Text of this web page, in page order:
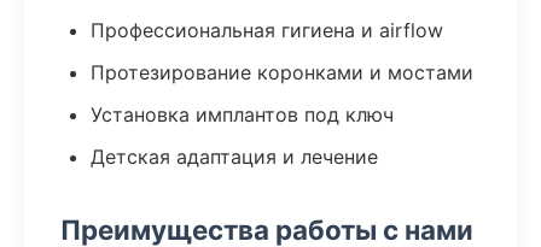
Профессиональная гигиена и airflow
Протезирование коронками и мостами
Установка имплантов под ключ
Детская адаптация и лечение
Преимущества работы с нами